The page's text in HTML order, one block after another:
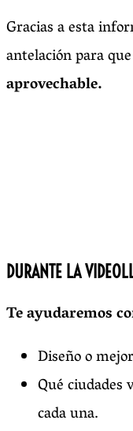
Gracias a esta
antelación para
aprovechable.
DURANTE LA
Te ayudaremos
Diseño o
Qué ciudades
cada una.